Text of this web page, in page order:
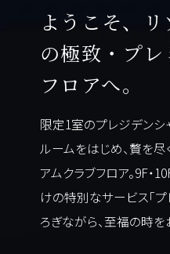
ようこそ、
の極致・プ
フロアへ。
限定1室のプレジデンシ
ルームをはじめ、贅を尽
アムクラブフロア。9F・
けの特別なサービス「プ
ろぎながら、至福の時を